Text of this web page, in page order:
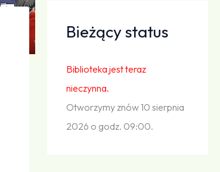
Bieżący status
Biblioteka jest teraz
nieczynna.
Otworzymy znów 10 sierpnia
2026 o godz. 09:00.